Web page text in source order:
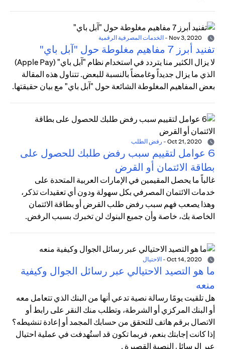
- الخدمات المصرفية الرقمية
تفنيد أبرز 7 مفاهيم مغلوطة حول "آبل باي"
لا يزال الكثير منا يتردد في استخدام نظام "آبل باي" (Apple Pay)
الذي ما يزال جديداً وغامضاً بالنسبة للبعض. تتناول هذه المقالة
بعض المفاهيم المغلوطة الشائعة حول "آبل باي" مع بيان حقيقتها.
- رفض الطلب
6 عوامل لتقييم سبب رفض طلبك للحصول على
بطاقة الائتمان أو القرض
غالباً ما يحصل المقيمين في الإمارات العربية المتحدة على
خدمات الائتمان المصرفي بكل سهولة ودون أي تعقيدات تذكر،
وهذا يصعب فهم سبب رفض طلب القرض أو بطاقة الائتمان
الخاصة بك، خاصة وأن جميع البنوك لن تخبرك بسبب الرفض.
- الاحتيال
ما هو التصيد الاحتيالي عبر رسائل الجوال وكيفية
منعه
هل تلقيت يومًا رسالة نصية تدعي أنها من البنك الذي تتعامل معه
أو البنك المركزي أو الشرطة، وتطلب منك النقر على رابط أو
الاتصال برقم هاتف للتحقق من حسابك المجمد أو إعادة تنشيطه؟
إذا كانت إجابتك بنعم، فربما تكون قد استُهدفت في عملية احتيال
عبر الرسائل النصية القصيرة .